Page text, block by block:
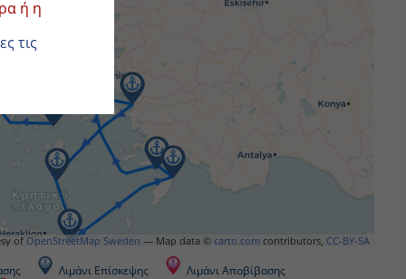
ofOpenStreetMap Sweden— Map data ©carto.com contributors, CC-BY-SA
Λιμάνι Επίσκεψης
Λιμάνι Αποβίβασης